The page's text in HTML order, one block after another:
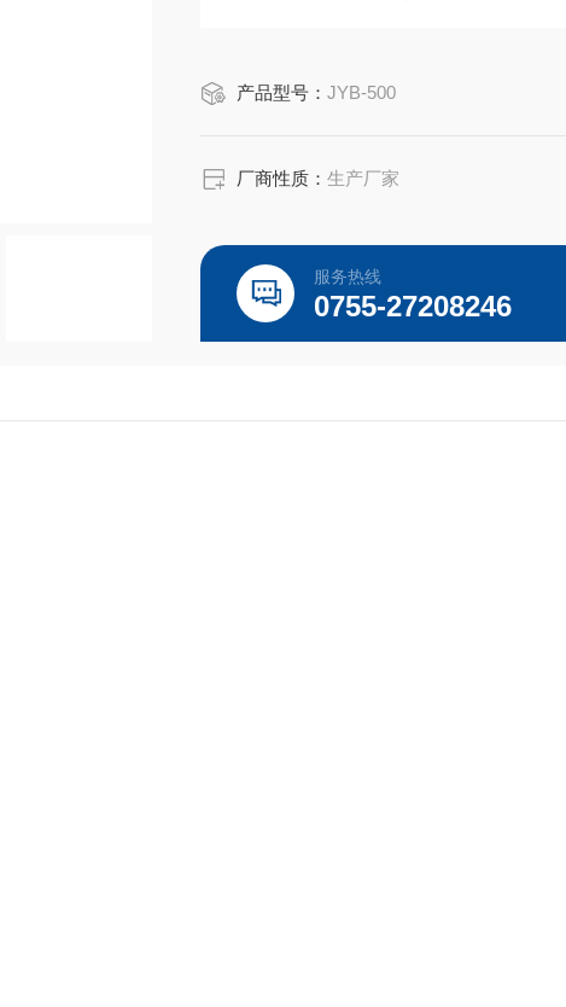
产品型号：JYB-500
厂商性质：生产厂家
服务热线
0755-27208246